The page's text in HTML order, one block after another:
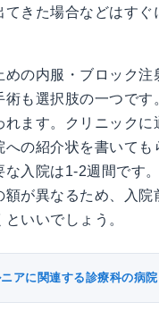
てきた場合などはすぐ
めの内服・ブロック注
術も選択肢の一つで
れます。クリニックに
への紹介状を書いても
な入院は1-2週間です
額が異なるため、入院
いいでしょう。
アに関連する診療科の病